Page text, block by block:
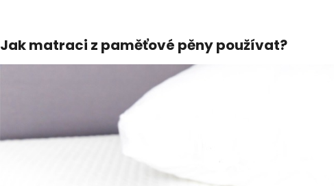
Jak matraci z paměťové pěny používat?